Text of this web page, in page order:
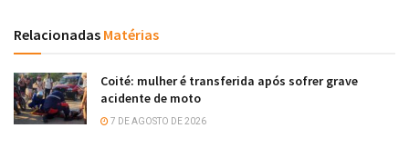
Relacionadas Matérias
Coité: mulher é transferida após sofrer grave
acidente de moto
7 DE AGOSTO DE 2026